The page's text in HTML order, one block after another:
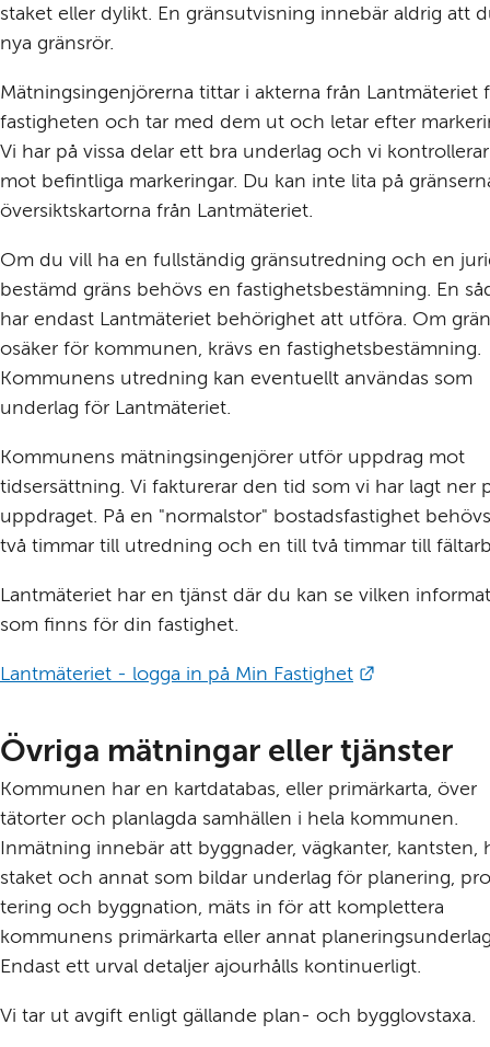
staket eller dylikt. En gräns­utvisning innebär aldrig att
nya gränsrör.
Mätningsingenjörerna tittar i akterna från Lantmäteriet
fastigheten och tar med dem ut och letar efter
Vi har på vissa delar ett bra underlag och vi
mot befintliga markeringar. Du kan inte lita på
översiktskartorna från Lantmäteriet.
Om du vill ha en fullständig gräns­utredning och en
bestämd gräns behövs en fastighets­bestämning. En
har endast Lantmäteriet behörig­het att utföra. Om
osäker för kommunen, krävs en fastighets­bestämning.
Kommunens utred­ning kan eventuellt användas som
underlag för Lantmäteriet.
Kommunens mätnings­ingenjörer utför uppdrag mot
tidsersättning. Vi fakturerar den tid som vi har lagt ner
uppdraget. På en "normalstor" bostads­fastighet
två timmar till utred­ning och en till två timmar till
Lantmäteriet har en tjänst där du kan se vilken
som finns för din fastighet.
Lantmäteriet - logga in på Min Fastighet
Övriga mätningar eller tjänster
Kommunen har en kart­databas, eller primär­karta, över
tätorter och plan­lagda samhällen i hela kommunen.
Inmätning innebär att byggnader, väg­kanter, kantsten,
staket och annat som bildar under­lag för planering,
tering och bygg­nation, mäts in för att komplettera
kommunens primär­karta eller annat
Endast ett urval detaljer ajourhålls kontinuerligt.
Vi tar ut avgift enligt gällande plan- och bygglovstaxa.